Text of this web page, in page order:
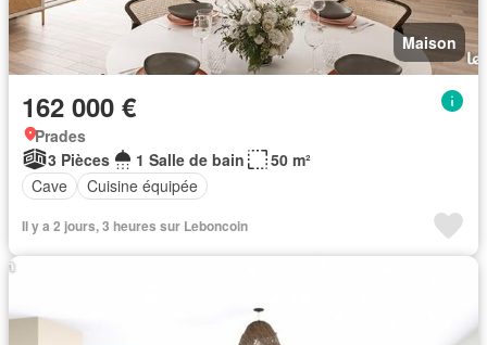
Maison
162 000 €
Prades
3 Pièces
1 Salle de bain
50 m²
Cave
Cuisine équipée
Il y a 2 jours, 3 heures sur Leboncoin